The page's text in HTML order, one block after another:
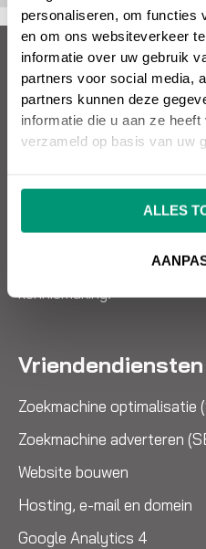
personaliseren, om functies
en om ons websiteverkeer
informatie over uw gebruik
partners voor social media,
partners kunnen deze
informatie die u aan ze
verzameld op basis van uw
ALLES
Over SEO
Wil jij een succesvolle
SEO vrienden helpt je hier
meer. Alles onder één dak.
contact met ons op voor
kennismaking!
Vriendendiensten
Zoekmachine optimalisatie
Zoekmachine adverteren
Website bouwen
Hosting, e-mail en domein
Google Analytics 4